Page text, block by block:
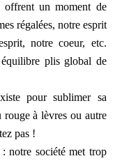
offrent un moment de
régalées, notre esprit
notre coeur, etc.
plis global de
pour sublimer sa
rouge à lèvres ou autre
pas !
notre société met trop